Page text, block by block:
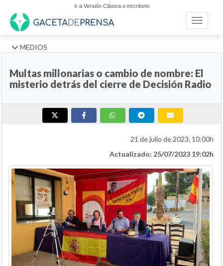
Ir a Versión Clásica o escritorio
Toggle
MEDIOS
Multas millonarias o cambio de nombre: El
misterio detrás del cierre de Decisión Radio
21 de julio de 2023, 10:00h
Actualizado: 25/07/2023 19:02h